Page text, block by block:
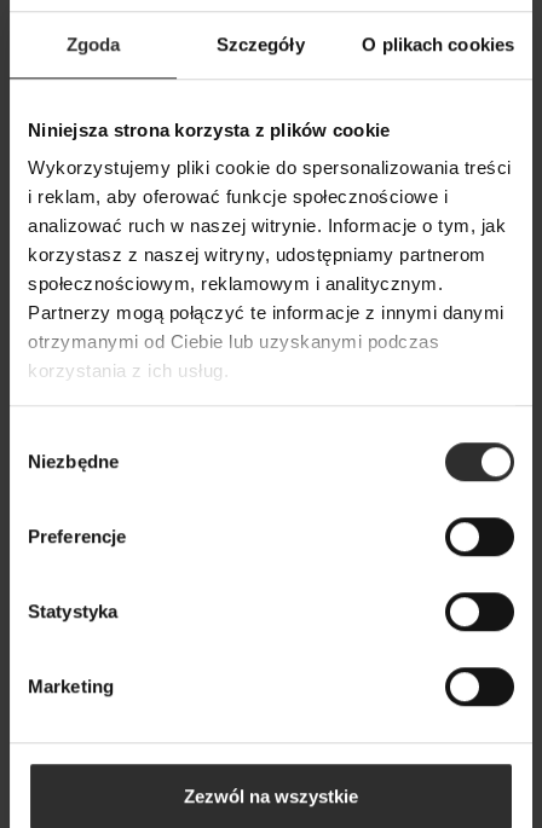
Zgoda Szczegóły O plikach cookies
Niniejsza strona korzysta z plików cookie
Wykorzystujemy pliki cookie do spersonalizowania treści
i reklam, aby oferować funkcje społecznościowe i
analizować ruch w naszej witrynie. Informacje o tym, jak
korzystasz z naszej witryny, udostępniamy partnerom
społecznościowym, reklamowym i analitycznym.
Partnerzy mogą połączyć te informacje z innymi danymi
otrzymanymi od Ciebie lub uzyskanymi podczas
korzystania z ich usług.
zgody
Niezbędne
Preferencje
Statystyka
Marketing
Zezwól na wszystkie
rękawami 3/4 Flow Wool&Stone